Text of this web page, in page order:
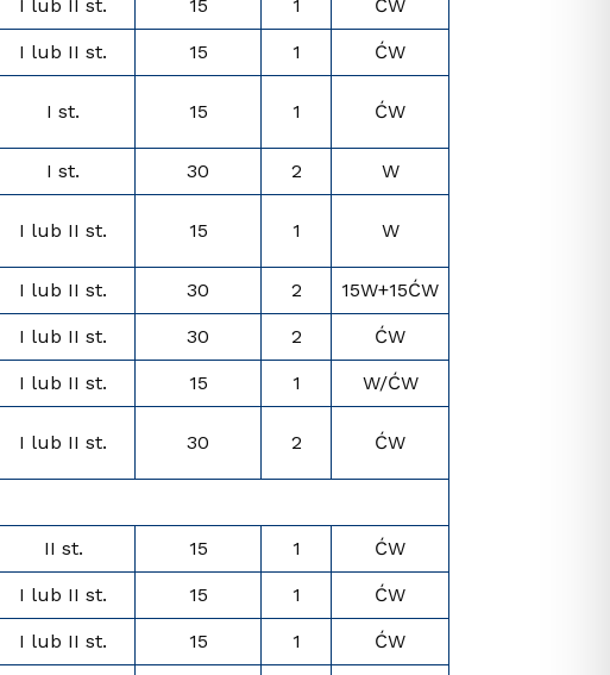
I lub II st. 15 1 ĆW
I lub II st. 15 1 ĆW
I st. 15 1 ĆW
I st. 30 2 W
I lub II st. 15 1 W
I lub II st. 30 2 15W+15ĆW
I lub II st. 30 2 ĆW
I lub II st. 15 1 W/ĆW
I lub II st. 30 2 ĆW
II st. 15 1 ĆW
I lub II st. 15 1 ĆW
I lub II st. 15 1 ĆW